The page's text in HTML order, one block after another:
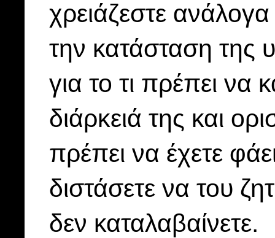
χρειάζεστε
την κατάσταση της
για το τι πρέπει να
διάρκειά της και
πρέπει να έχετε
διστάσετε να του
δεν καταλαβαίνετε.